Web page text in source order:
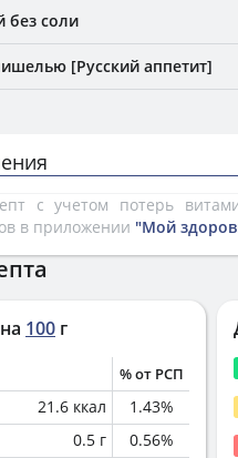
без соли
[Русский аппетит]
с учетом потерь
в приложении "Мой
100 г
% от РСП
21.6 ккал 1.43%
0.5 г 0.56%